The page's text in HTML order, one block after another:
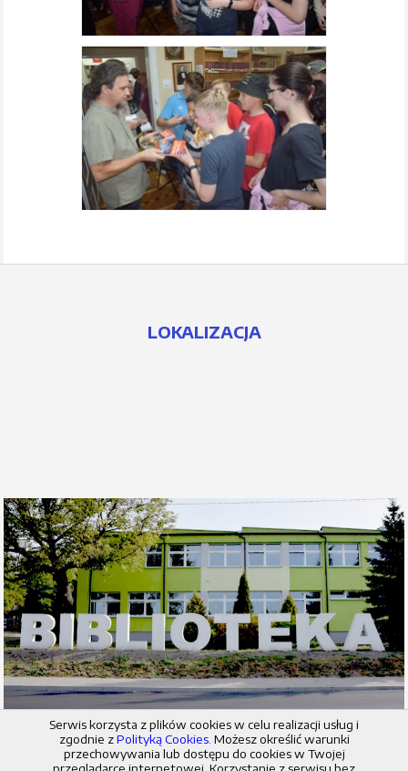
LOKALIZACJA
© 2026 Miejska i Powiatowa Biblioteka Publiczna w Radziejowie
Serwis korzysta z plików cookies w celu realizacji usług i
zgodnie zPolityką Cookies. Możesz określić warunki
przechowywania lub dostępu do cookies w Twojej